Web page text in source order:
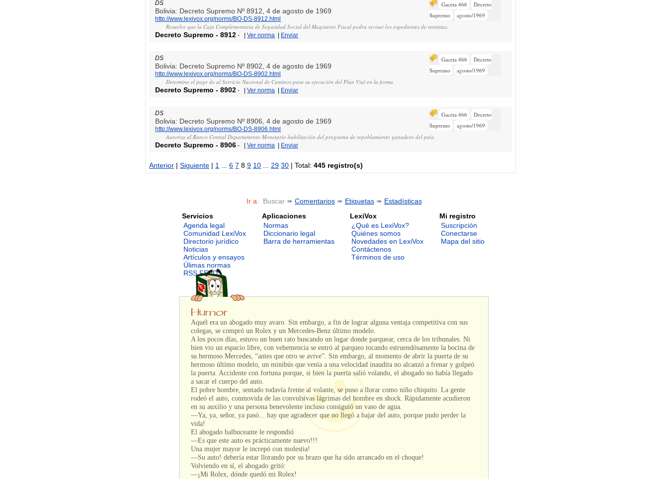
DS Gaceta 466
Decreto
Supremo
agosto/1969
Bolivia: Decreto Supremo Nº 8912, 4 de agosto de 1969
http://www.lexivox.org/norms/BO-DS-8912.html
Resuelve que la Caja Complementaria de Seguridad Social del Magisterio Fiscal podra revisar los expedientes de rentistas.
Decreto Supremo -8912 - |Ver norma Enviar
DS Gaceta 466
Decreto
Supremo
agosto/1969
Bolivia: Decreto Supremo Nº 8902, 4 de agosto de 1969
http://www.lexivox.org/norms/BO-DS-8902.html
Determine el page de al Servicio Nacional de Caminos para su ejecución del Plan Vial en la forma
Decreto Supremo -8902 - |Ver norma Enviar
DS Gaceta 466
Decreto
Supremo
agosto/1969
Bolivia: Decreto Supremo Nº 8906, 4 de agosto de 1969
http://www.lexivox.org/norms/BO-DS-8906.html
Autoriza al Banco Central Departamento Monetario-habilitación del programa de repoblamiento ganadero del país.
Decreto Supremo -8906 - |Ver norma Enviar
Anterior |Siguiente | 1 ...6 7 89 10 29 30 | Total:445 registro(s)
Ir a: Buscar ➠ Comentarios➠ Etiquetas➠ Estadísticas
Servicios
Agenda legal
Comunidad LexiVox
Directorio jurídico
Noticias
Artículos y ensayos
Úlimas normas
RSS FEED
Aplicaciones
Normas
Diccionario legal
Barra de herramientas
LexiVox
¿Qué es LexiVox?
Quiénes somos
Novedades en LexiVox
Contáctenos
Términos de uso
Mi registro
Suscripción
Conectarse
Mapa del sitio
Aquél era un abogado muy avaro. Sin embargo, a fin de lograr alguna ventaja competitiva con sus
colegas, se compró un Rolex y un Mercedes-Benz último modelo.
A los pocos días, estuvo un buen rato buscando un lugar donde parquear, cerca de los tribunales. Ni
bien vio un espacio libre, con vehemencia se entró al parqueo tocando estruendósamente la bocina de
su hermoso Mercedes, “antes que otro se avive”. Sin embargo, al momento de abrir la puerta de su
hermoso último modelo, un minibús que venía a una velocidad inaudita no alcanzó a frenar y golpeó
la puerta. Accidente con fortuna porque, si bien la puerta salió volando, el abogado no había llegado
a sacar el cuerpo del auto.
El pobre hombre, sentado todavía frente al volante, se puso a llorar como niño chiquito. La gente
rodeó el auto, conmovida de las convulsivas lágrimas del hombre en shock. Rápidamente acudieron
en su auxilio y una persona benevolente incluso consiguió un vaso de agua.
—Ya, ya, señor, ya pasó... hay que agradecer que no llegó a bajar del auto, porque pudo perder la
vida!
El abogado balbuceante le respondió
—Es que este auto es prácticamente nuevo!!!
Una mujer mayor le increpó con molestia!
—Su auto! debería estar llorando por su brazo que ha sido arrancado en el choque!
Volviendo en sí, el abogado gritó:
—¡Mi Rolex, dónde quedó mi Rolex!